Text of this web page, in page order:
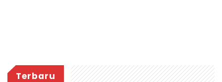
Terbaru